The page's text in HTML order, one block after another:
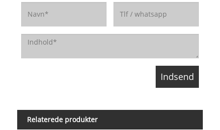
Relaterede produkter